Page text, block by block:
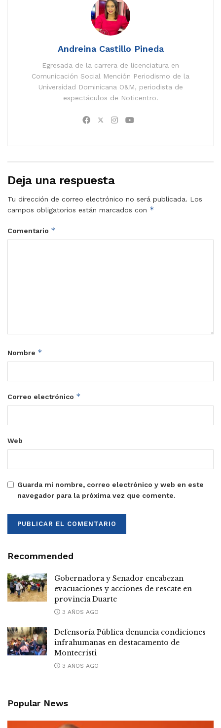
Andreina Castillo Pineda
Egresada de la carrera de licenciatura en
Comunicación Social Mención Periodismo de la
Universidad Dominicana O&M, periodista de
espectáculos de Noticentro.
Deja una respuesta
Tu dirección de correo electrónico no será publicada. Los
campos obligatorios están marcados con *
Comentario *
Nombre *
Correo electrónico *
Web
Guarda mi nombre, correo electrónico y web en este
navegador para la próxima vez que comente.
Recommended
Gobernadora y Senador encabezan
evacuaciones y acciones de rescate en
provincia Duarte
3 AÑOS AGO
Defensoría Pública denuncia condiciones
infrahumanas en destacamento de
Montecristi
3 AÑOS AGO
Popular News